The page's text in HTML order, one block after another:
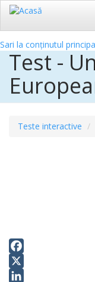
Sari la conținutul
Test -
Teste interactive
Facebook
X